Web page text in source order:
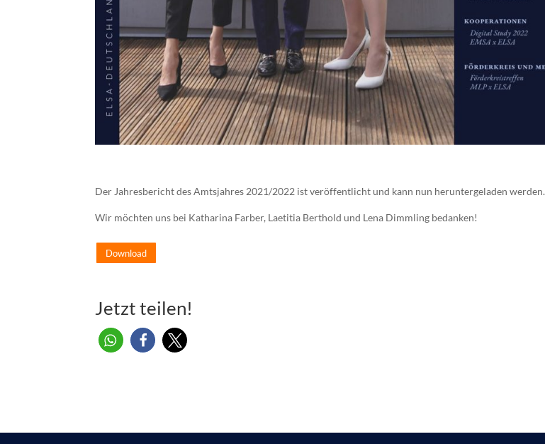
Der Jahresbericht des Amtsjahres 2021/2022 ist veröffentlicht und kann nun heruntergeladen werden.
Wir möchten uns bei Katharina Farber, Laetitia Berthold und Lena Dimmling bedanken!
Download
Jetzt teilen!